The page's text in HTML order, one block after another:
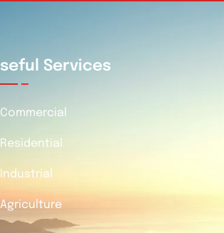
Services
Commercial
Residential
Industrial
Agriculture